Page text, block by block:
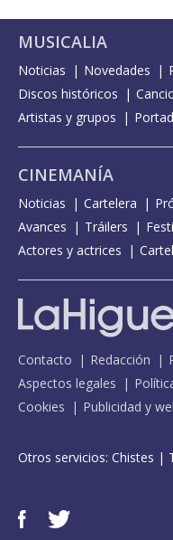
MUSICALIA
Noticias Novedades
Discos históricos
Artistas y grupos
CINEMANÍA
Noticias Cartelera
Avances
Tráilers
Actores y actrices
Contacto Redacción
Aspectos legales
Cookies
Publicidad y
Otros servicios: Chistes |